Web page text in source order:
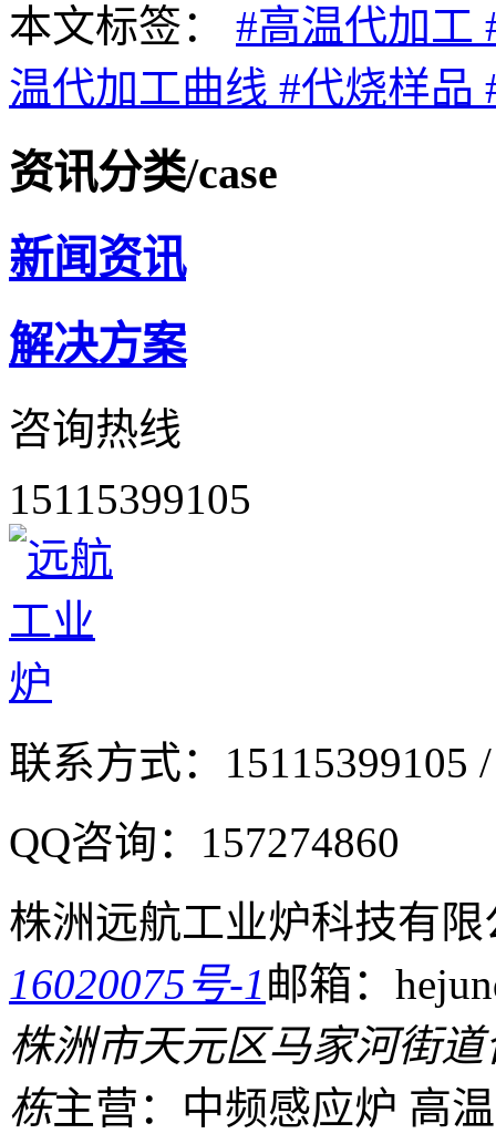
本文标签： #高温代加工
温代加工曲线 #代烧样品
资讯分类/case
新闻资讯
解决方案
咨询热线
15115399105
联系方式： 15115399105
QQ咨询： 157274860
株洲远航工业炉科技有限
16020075号-1邮箱：
株洲市天元区马家河街
栋主营：中频感应炉 高